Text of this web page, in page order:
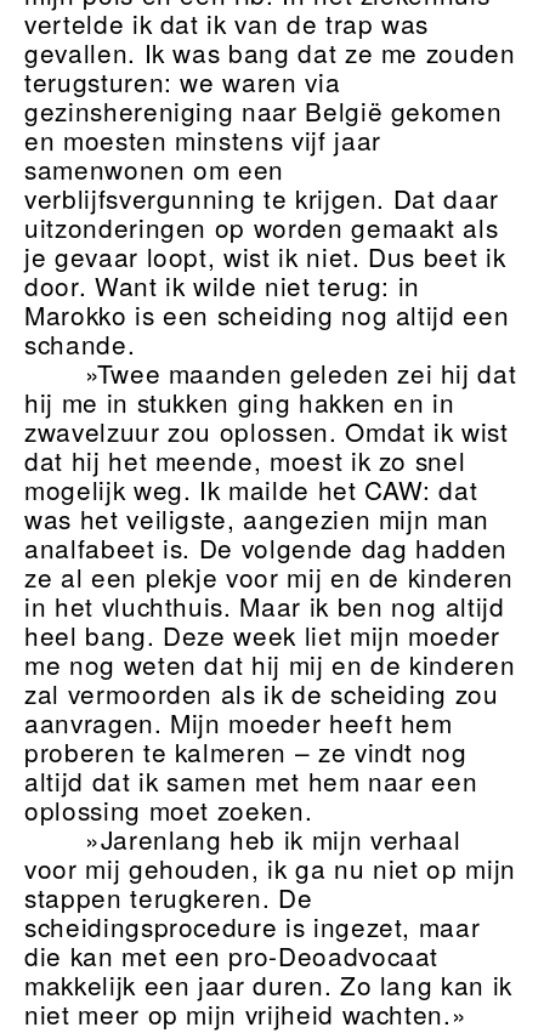
vertelde ik dat ik van de trap was
gevallen. Ik was bang dat ze me zouden
terugsturen: we waren via
gezinshereniging naar België gekomen
en moesten minstens vijf jaar
samenwonen om een
verblijfsvergunning te krijgen. Dat daar
uitzonderingen op worden gemaakt als
je gevaar loopt, wist ik niet. Dus beet ik
door. Want ik wilde niet terug: in
Marokko is een scheiding nog altijd een
schande.
»Twee maanden geleden zei hij dat
hij me in stukken ging hakken en in
zwavelzuur zou oplossen. Omdat ik wist
dat hij het meende, moest ik zo snel
mogelijk weg. Ik mailde het CAW: dat
was het veiligste, aangezien mijn man
analfabeet is. De volgende dag hadden
ze al een plekje voor mij en de kinderen
in het vluchthuis. Maar ik ben nog altijd
heel bang. Deze week liet mijn moeder
me nog weten dat hij mij en de kinderen
zal vermoorden als ik de scheiding zou
aanvragen. Mijn moeder heeft hem
proberen te kalmeren – ze vindt nog
altijd dat ik samen met hem naar een
oplossing moet zoeken.
»Jarenlang heb ik mijn verhaal
voor mij gehouden, ik ga nu niet op mijn
stappen terugkeren. De
scheidingsprocedure is ingezet, maar
die kan met een pro-Deoadvocaat
makkelijk een jaar duren. Zo lang kan ik
niet meer op mijn vrijheid wachten.»